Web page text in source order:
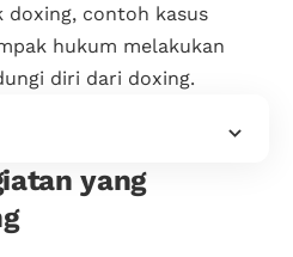
doxing, contoh kasus
hukum melakukan
diri dari doxing.
yang